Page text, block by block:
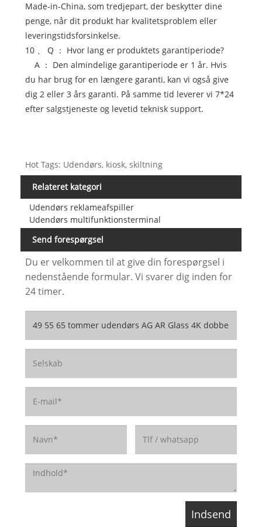
Made-in-China, som tredjepart, der beskytter dine
penge, når dit produkt har kvalitetsproblem eller
leveringstidsforsinkelse.
10 、 Q ： Hvor lang er produktets garantiperiode?
A ： Den almindelige garantiperiode er 1 år. Hvis
du har brug for en længere garanti, kan vi også give
dig 2 eller 3 års garanti. På samme tid leverer vi 7*24
efter salgstjeneste og levetid teknisk support.
Hot Tags: Udendørs, kiosk, skiltning
Relateret kategori
Udendørs reklameafspiller
Udendørs multifunktionsterminal
Send forespørgsel
Du er velkommen til at give din forespørgsel i
nedenstående formular. Vi svarer dig inden for
24 timer.